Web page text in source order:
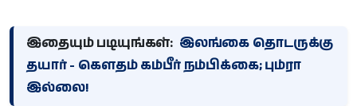
இதையும் படியுங்கள்: இலங்கை தொடருக்கு
தயார் - கௌதம் கம்பீர் நம்பிக்கை; பும்ரா
இல்லை!